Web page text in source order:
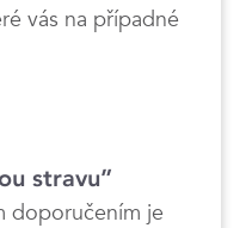
vás na případné
stravu”
doporučením je